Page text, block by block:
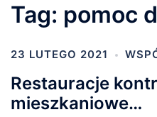
Tag: pomoc
23 LUTEGO 2021
Restauracje
mieszkaniowe…